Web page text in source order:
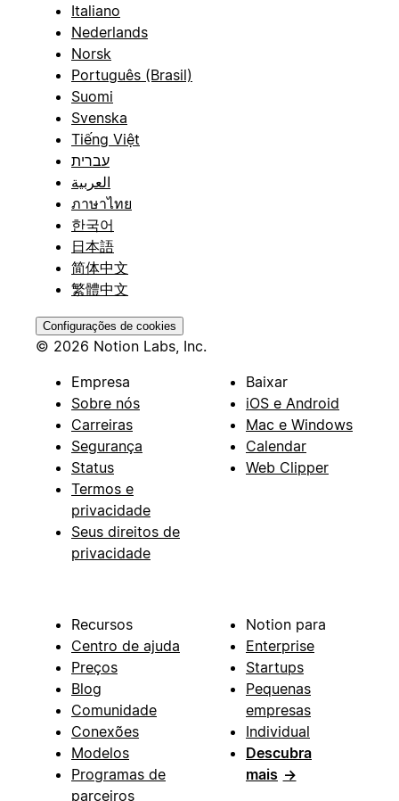
Italiano
Nederlands
Norsk
Português (Brasil)
Suomi
Svenska
Tiếng Việt
עברית
العربية
ภาษาไทย
한국어
日本語
简体中文
繁體中文
Configurações de cookies
© 2026 Notion Labs, Inc.
Empresa
Sobre nós
Carreiras
Segurança
Status
Termos e
privacidade
Seus direitos de
privacidade
Baixar
iOS e Android
Mac e Windows
Calendar
Web Clipper
Recursos
Centro de ajuda
Preços
Blog
Comunidade
Conexões
Modelos
Programas de
parceiros
Notion para
Enterprise
Startups
Pequenas
empresas
Individual
Descubra
mais →